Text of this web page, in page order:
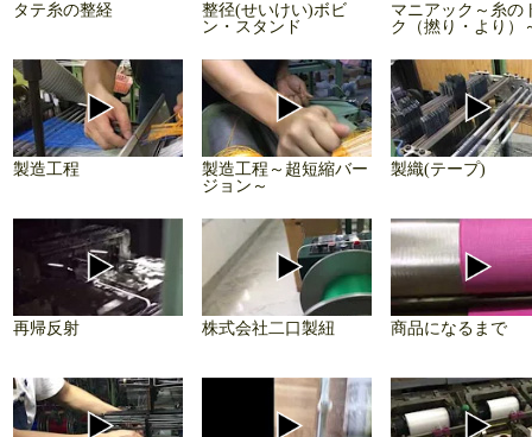
タテ糸の整経
整径(せいけい)ボビ
ン・スタンド
マニアック～糸の
ク（撚り・より）
製造工程
製造工程～超短縮バー
ジョン～
製織(テープ)
再帰反射 株式会社二口製紐 商品になるまで